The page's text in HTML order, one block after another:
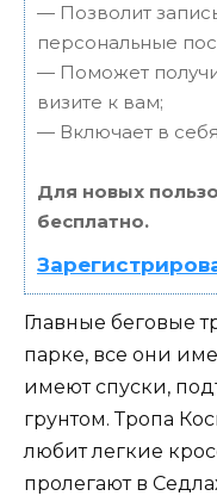
— Позволит
персональные
— Поможет
визите к вам;
— Включает в
Для новых
бесплатно.
Главные беговые
парке, все они
имеют спуски,
грунтом. Тропа
любит легкие
пролегают в